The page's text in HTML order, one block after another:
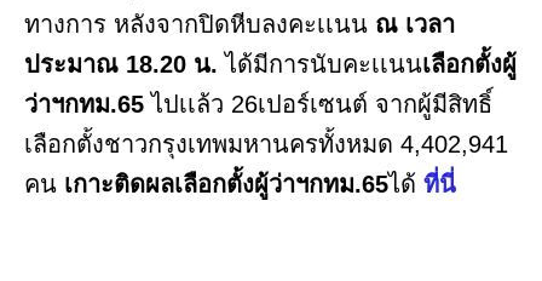
ทางการ หลังจากปิดหีบลงคะเเนน ณ เวลา
ประมาณ 18.20 น.ได้มีการนับคะเเนนเลือกตั้งผู้
ว่าฯกทม.65 ไปเเล้ว 26เปอร์เซนต์ จากผู้มีสิทธิ์
เลือกตั้งชาวกรุงเทพมหานครทั้งหมด 4,402,941
คน เกาะติดผลเลือกตั้งผู้ว่าฯกทม.65ได้ ที่นี่